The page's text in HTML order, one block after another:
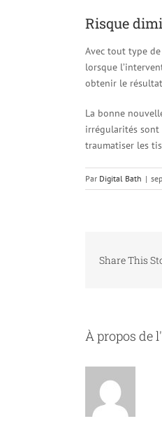
Risque
Avec tout type
lorsque
obtenir le
La bonne
irrégularités sont
traumatiser les
Par Digital Bath |
Share This
À propos de